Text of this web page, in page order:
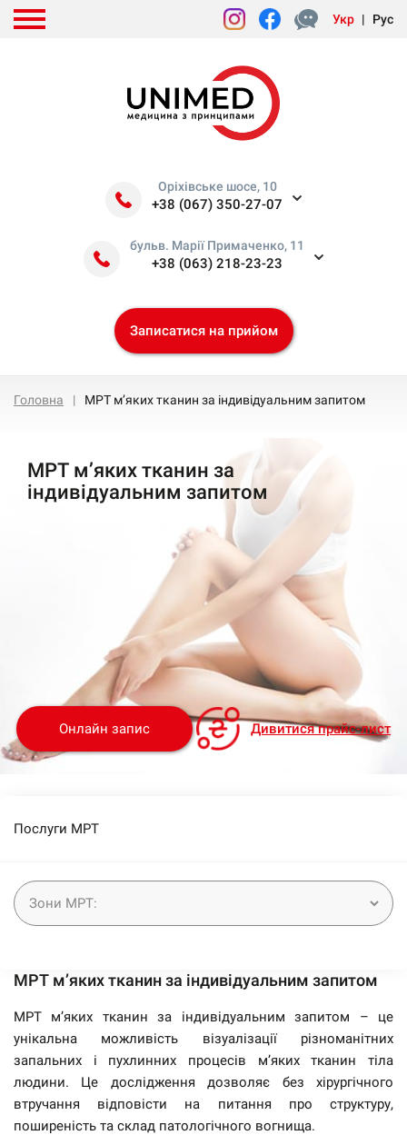
Укр | Рус
Оріхівське шосе, 10
+38 (067) 350-27-07
бульв. Марії Примаченко, 11
+38 (063) 218-23-23
Записатися на прийом
Головна МРТ м’яких тканин за індивідуальним запитом
МРТ м’яких тканин за
індивідуальним запитом
Онлайн запис Дивитися прайс-лист
Послуги МРТ
МРТ м’яких тканин за індивідуальним запитом
МРТ м’яких тканин за індивідуальним запитом – це
унікальна можливість візуалізації різноманітних
запальних і пухлинних процесів м’яких тканин тіла
людини. Це дослідження дозволяє без хірургічного
втручання відповісти на питання про структуру,
поширеність та склад патологічного вогнища.